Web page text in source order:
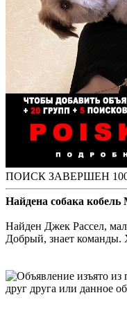
ПОИСК ЗАВЕРШЕН
Найдена собака кобель
Найден Джек Рассел,
Добрый, знает команды.